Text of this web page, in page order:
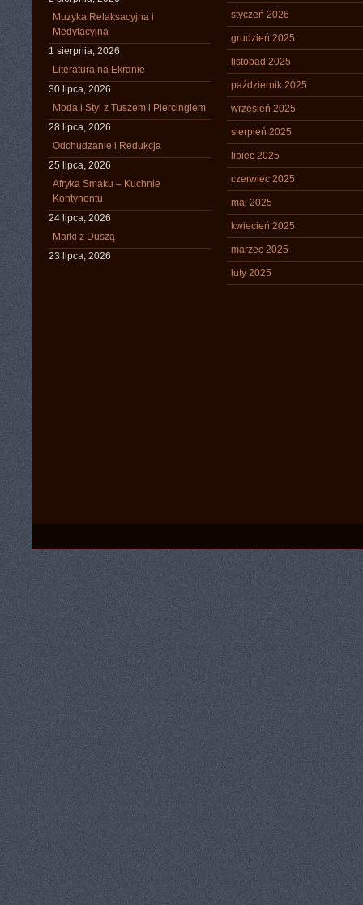
Muzyka Relaksacyjna i
Medytacyjna
1 sierpnia, 2026
Literatura na Ekranie
30 lipca, 2026
Moda i Styl z Tuszem i Piercingiem
28 lipca, 2026
Odchudzanie i Redukcja
25 lipca, 2026
Afryka Smaku – Kuchnie
Kontynentu
24 lipca, 2026
Marki z Duszą
23 lipca, 2026
styczeń 2026
grudzień 2025
listopad 2025
październik 2025
wrzesień 2025
sierpień 2025
lipiec 2025
czerwiec 2025
maj 2025
kwiecień 2025
marzec 2025
luty 2025